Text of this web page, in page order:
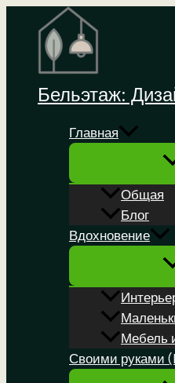
Перейти
содержимому
Бельэтаж:
Главная
Общая
Блог
Вдохновение
Мебель
Своими руками